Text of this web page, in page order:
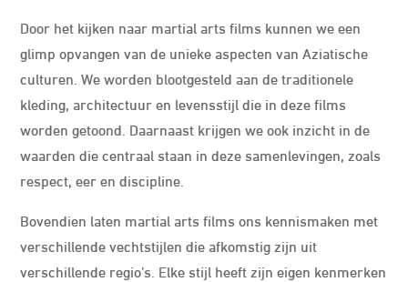
Door het kijken naar martial arts films kunnen we een
glimp opvangen van de unieke aspecten van Aziatische
culturen. We worden blootgesteld aan de traditionele
kleding, architectuur en levensstijl die in deze films
worden getoond. Daarnaast krijgen we ook inzicht in de
waarden die centraal staan in deze samenlevingen, zoals
respect, eer en discipline.
Bovendien laten martial arts films ons kennismaken met
verschillende vechtstijlen die afkomstig zijn uit
verschillende regio’s. Elke stijl heeft zijn eigen kenmerken